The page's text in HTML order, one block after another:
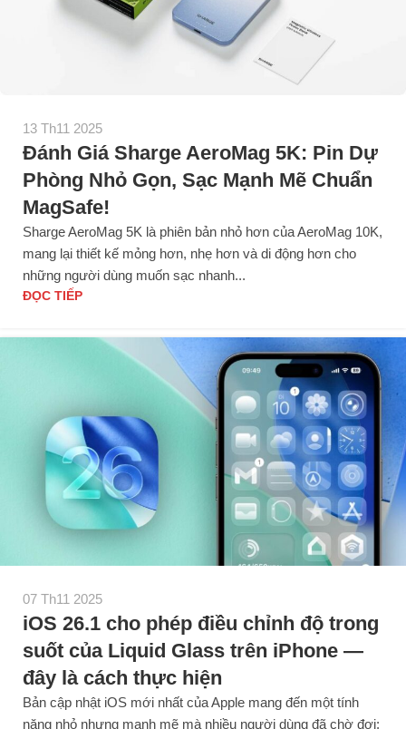
13 Th11 2025
Đánh Giá Sharge AeroMag 5K: Pin Dự
Phòng Nhỏ Gọn, Sạc Mạnh Mẽ Chuẩn
MagSafe!
Sharge AeroMag 5K là phiên bản nhỏ hơn của AeroMag 10K,
mang lại thiết kế mỏng hơn, nhẹ hơn và di động hơn cho
những người dùng muốn sạc nhanh...
ĐỌC TIẾP
07 Th11 2025
iOS 26.1 cho phép điều chỉnh độ trong
suốt của Liquid Glass trên iPhone —
đây là cách thực hiện
Bản cập nhật iOS mới nhất của Apple mang đến một tính
năng nhỏ nhưng mạnh mẽ mà nhiều người dùng đã chờ đợi: